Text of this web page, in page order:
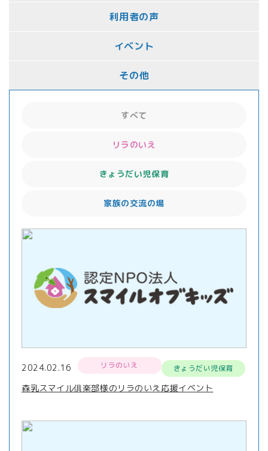
利用者の声
イベント
その他
すべて
リラのいえ
きょうだい児保育
家族の交流の場
2024.02.16 リラのいえ きょうだい児保育
森乳スマイル俱楽部様のリラのいえ応援イベント